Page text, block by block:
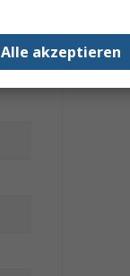
Alle akzeptieren